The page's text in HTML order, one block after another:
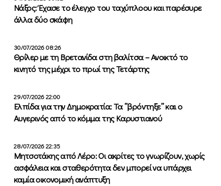
Νάξος: Έχασε το έλεγχο του ταχύπλοου και παρέσυρε
άλλα δύο σκάφη
30/07/2026 08:26
Θρίλερ με τη Βρετανίδα στη βαλίτσα – Ανοικτό το
κινητό της μέχρι το πρωί της Τετάρτης
29/07/2026 22:00
Ελπίδα για την Δημοκρατία: Τα ”βρόντηξε” και ο
Αυγερινός από το κόμμα της Καρυστιανού
28/07/2026 22:35
Μητσοτάκης από Λέρο: Οι ακρίτες το γνωρίζουν, χωρίς
ασφάλεια και σταθερότητα δεν μπορεί να υπάρχει
καμία οικονομική ανάπτυξη